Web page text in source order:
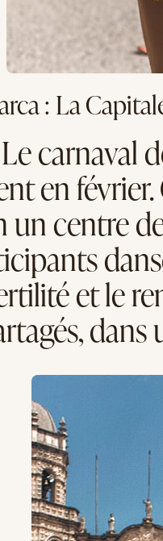
: La
Le carnaval
en
un centre
et le